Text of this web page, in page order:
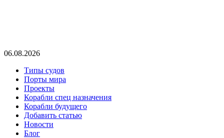
06.08.2026
Типы судов
Порты мира
Проекты
Корабли спец назначения
Корабли будущего
Добавить статью
Новости
Блог